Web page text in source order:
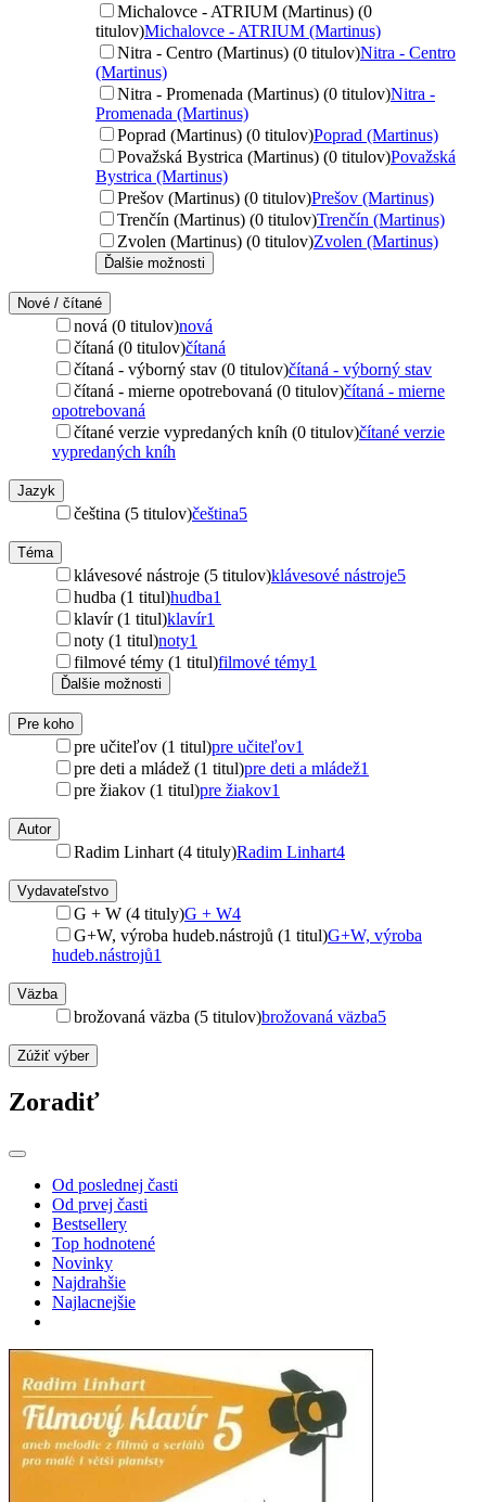
Michalovce - ATRIUM (Martinus) (0
titulov)Michalovce - ATRIUM (Martinus)
Nitra - Centro (Martinus) (0 titulov)Nitra - Centro
(Martinus)
Nitra - Promenada (Martinus) (0 titulov)Nitra -
Promenada (Martinus)
Poprad (Martinus) (0 titulov)Poprad (Martinus)
Považská Bystrica (Martinus) (0 titulov)Považská
Bystrica (Martinus)
Prešov (Martinus) (0 titulov)Prešov (Martinus)
Trenčín (Martinus) (0 titulov)Trenčín (Martinus)
Zvolen (Martinus) (0 titulov)Zvolen (Martinus)
Ďalšie možnosti
Nové / čítané
nová (0 titulov)nová
čítaná (0 titulov)čítaná
čítaná - výborný stav (0 titulov)čítaná - výborný stav
čítaná - mierne opotrebovaná (0 titulov)čítaná - mierne
opotrebovaná
čítané verzie vypredaných kníh (0 titulov)čítané verzie
vypredaných kníh
Jazyk
čeština (5 titulov)čeština5
Téma
klávesové nástroje (5 titulov)klávesové nástroje5
hudba (1 titul)hudba1
klavír (1 titul)klavír1
noty (1 titul)noty1
filmové témy (1 titul)filmové témy1
Ďalšie možnosti
Pre koho
pre učiteľov (1 titul)pre učiteľov1
pre deti a mládež (1 titul)pre deti a mládež1
pre žiakov (1 titul)pre žiakov1
Autor
Radim Linhart (4 tituly)Radim Linhart4
Vydavateľstvo
G + W (4 tituly)G + W4
G+W, výroba hudeb.nástrojů (1 titul)G+W, výroba
hudeb.nástrojů1
Väzba
brožovaná väzba (5 titulov)brožovaná väzba5
Zúžiť výber
Zoradiť
Od poslednej časti
Od prvej časti
Bestsellery
Top hodnotené
Novinky
Najdrahšie
Najlacnejšie